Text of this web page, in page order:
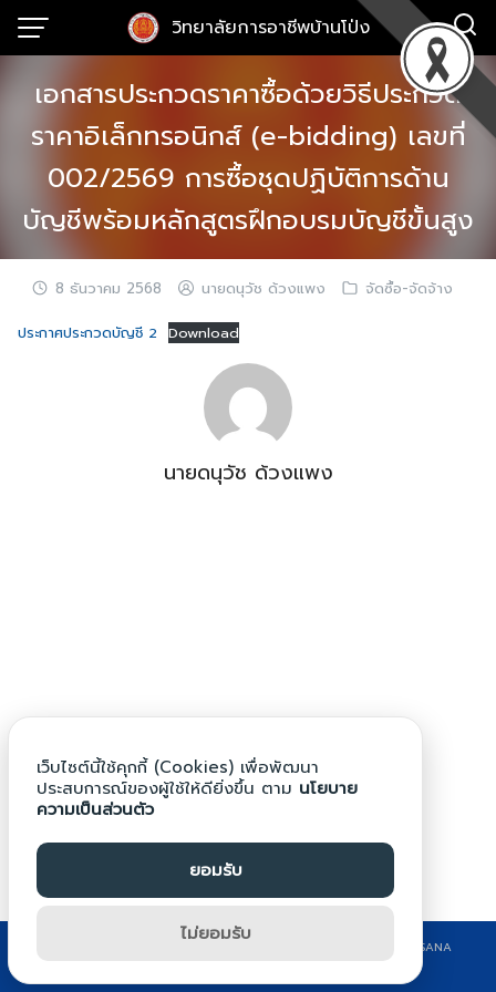
Skip
วิทยาลัยการอาชีพบ้านโป่ง
เอกสารประกวดราคาซื้อด้วยวิธีประกวด
ราคาอิเล็กทรอนิกส์ (e-bidding) เลขที่
002/2569 การซื้อชุดปฏิบัติการด้าน
บัญชีพร้อมหลักสูตรฝึกอบรมบัญชีขั้นสูง
8 ธันวาคม 2568 นายดนุวัช ด้วงแพง จัดซื้อ-จัดจ้าง
ประกาศประกวดบัญชี 2 Download
นายดนุวัช ด้วงแพง
©2024 WWW.BPG.AC.TH. ALL RIGHTS RESERVED. DESIGN BY KRITSANA
เว็บไซต์นี้ใช้คุกกี้ (Cookies) เพื่อพัฒนา
ประสบการณ์ของผู้ใช้ให้ดียิ่งขึ้น ตาม นโยบาย
ความเป็นส่วนตัว
ยอมรับ
ไม่ยอมรับ